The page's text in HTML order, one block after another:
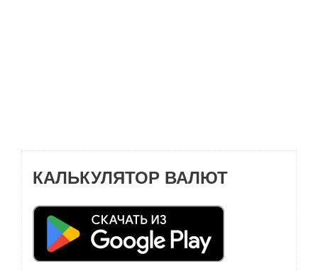
КАЛЬКУЛЯТОР ВАЛЮТ